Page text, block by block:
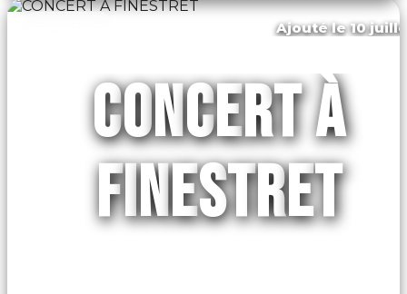
Ajouté le 10
CONCERT À
FINESTRET